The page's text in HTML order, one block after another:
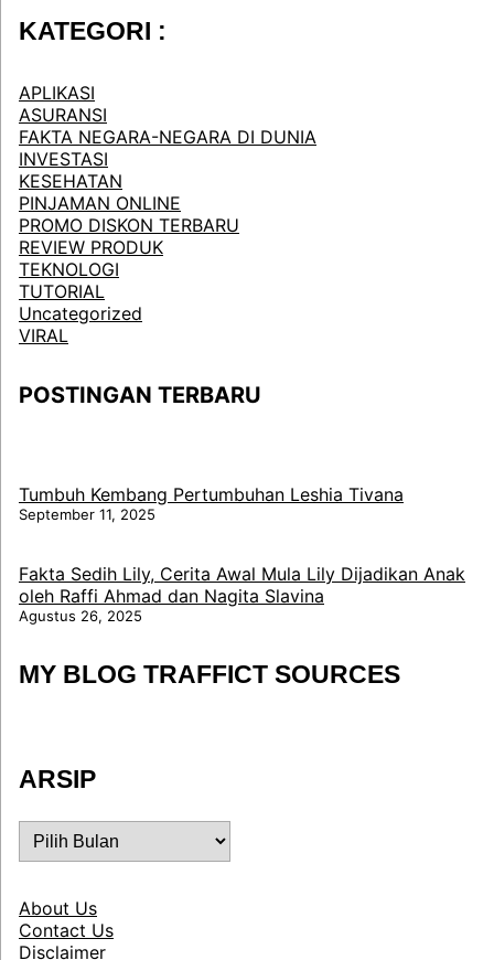
KATEGORI :
APLIKASI
ASURANSI
FAKTA NEGARA-NEGARA DI DUNIA
INVESTASI
KESEHATAN
PINJAMAN ONLINE
PROMO DISKON TERBARU
REVIEW PRODUK
TEKNOLOGI
TUTORIAL
Uncategorized
VIRAL
POSTINGAN TERBARU
Tumbuh Kembang Pertumbuhan Leshia Tivana
September 11, 2025
Fakta Sedih Lily, Cerita Awal Mula Lily Dijadikan Anak
oleh Raffi Ahmad dan Nagita Slavina
Agustus 26, 2025
MY BLOG TRAFFICT SOURCES
ARSIP
ARSIP
About Us
Contact Us
Disclaimer